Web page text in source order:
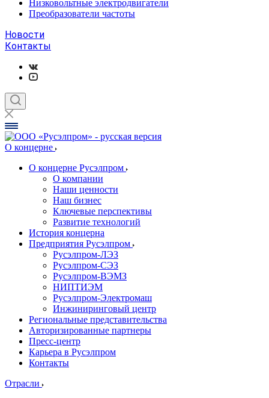
Низковольтные электродвигатели
Преобразователи частоты
Новости
Контакты
О концерне
О концерне Русэлпром
О компании
Наши ценности
Наш бизнес
Ключевые перспективы
Развитие технологий
История концерна
Предприятия Русэлпром
Русэлпром-ЛЭЗ
Русэлпром-СЭЗ
Русэлпром-ВЭМЗ
НИПТИЭМ
Русэлпром-Электромаш
Инжиниринговый центр
Региональные представительства
Авторизированные партнеры
Пресс-центр
Карьера в Русэлпром
Контакты
Отрасли